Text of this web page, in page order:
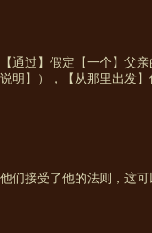
通过】假定【一个】 父亲
明】），【从那里出发】
们接受了他的法则，这